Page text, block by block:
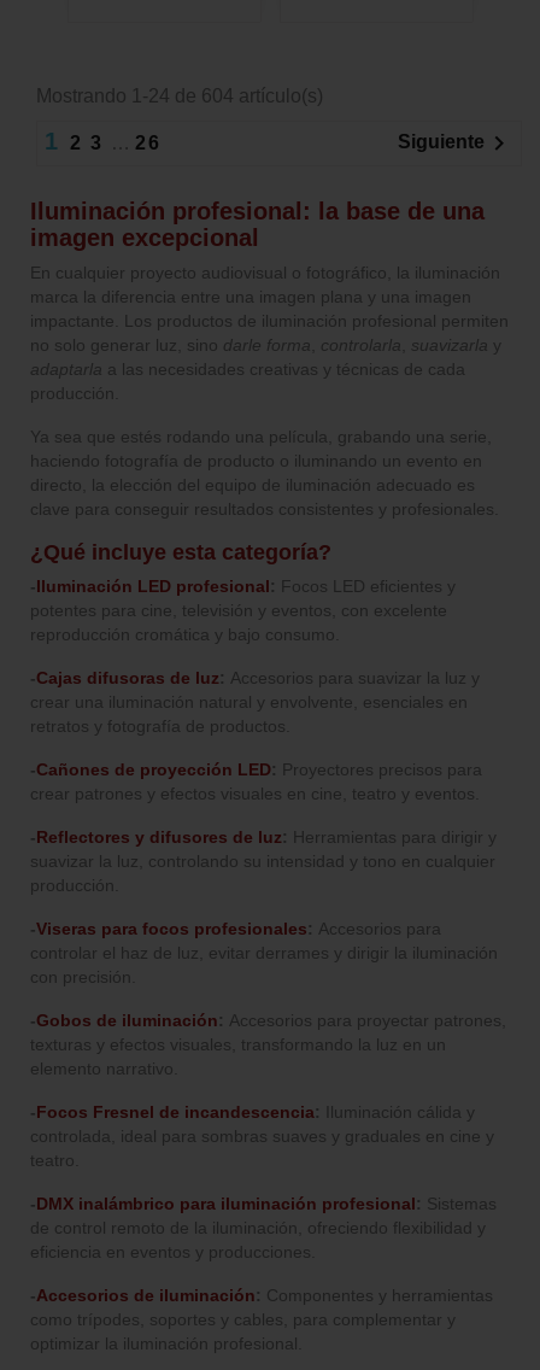
Mostrando 1-24 de 604 artículo(s)
1 2 3 26 Siguiente 
Iluminación profesional: la base de una
imagen excepcional
En cualquier proyecto audiovisual o fotográfico, la iluminación
marca la diferencia entre una imagen plana y una imagen
impactante. Los productos de iluminación profesional permiten
no solo generar luz, sino darle forma controlarla suavizarla y
adaptarla a las necesidades creativas y técnicas de cada
producción.
Ya sea que estés rodando una película, grabando una serie,
haciendo fotografía de producto o iluminando un evento en
directo, la elección del equipo de iluminación adecuado es
clave para conseguir resultados consistentes y profesionales.
¿Qué incluye esta categoría?
-Iluminación LED profesional: Focos LED eficientes y
potentes para cine, televisión y eventos, con excelente
reproducción cromática y bajo consumo.
-Cajas difusoras de luz: Accesorios para suavizar la luz y
crear una iluminación natural y envolvente, esenciales en
retratos y fotografía de productos.
-Cañones de proyección LED: Proyectores precisos para
crear patrones y efectos visuales en cine, teatro y eventos.
-Reflectores y difusores de luz: Herramientas para dirigir y
suavizar la luz, controlando su intensidad y tono en cualquier
producción.
-Viseras para focos profesionales: Accesorios para
controlar el haz de luz, evitar derrames y dirigir la iluminación
con precisión.
-Gobos de iluminación: Accesorios para proyectar patrones,
texturas y efectos visuales, transformando la luz en un
elemento narrativo.
-Focos Fresnel de incandescencia:
Iluminación cálida y
controlada, ideal para sombras suaves y graduales en cine y
teatro.
-DMX inalámbrico para iluminación profesional: Sistemas
de control remoto de la iluminación, ofreciendo flexibilidad y
eficiencia en eventos y producciones.
-Accesorios de iluminación: Componentes y herramientas
como trípodes, soportes y cables, para complementar y
optimizar la iluminación profesional.